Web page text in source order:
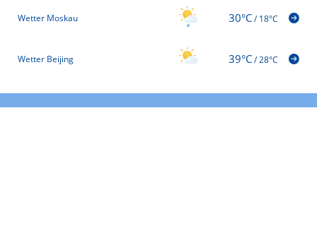
Wetter Moskau 30°C/18°C
Wetter Beijing 39°C/28°C